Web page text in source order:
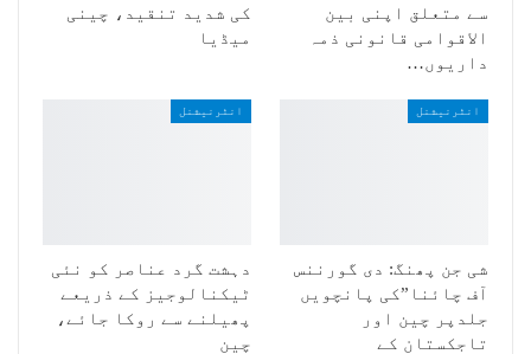
سے متعلق اپنی بین
الاقوامی قانونی ذمہ
داریوں…
کی شدید تنقید، چینی
میڈیا
انٹرنیشنل
شی جن پھنگ: دی گورننس
آف چائنا”کی پانچویں
جلدپر چین اور
تاجکستان کے
انٹرنیشنل
دہشت گرد عناصر کو نئی
ٹیکنالوجیز کے ذریعے
پھیلنے سے روکا جائے،
چین